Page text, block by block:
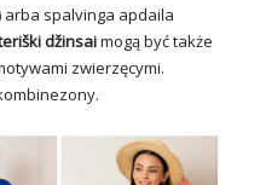
arba spalvinga apdaila
džinsaimogą być także
zwierzęcymi.